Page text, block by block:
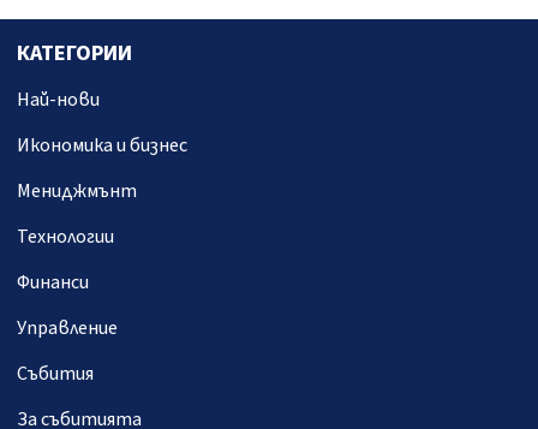
КАТЕГОРИИ
Най-нови
Икономика и бизнес
Мениджмънт
Технологии
Финанси
Управление
Събития
За събитията